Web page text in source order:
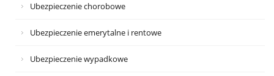
Ubezpieczenie chorobowe
Ubezpieczenie emerytalne i rentowe
Ubezpieczenie wypadkowe